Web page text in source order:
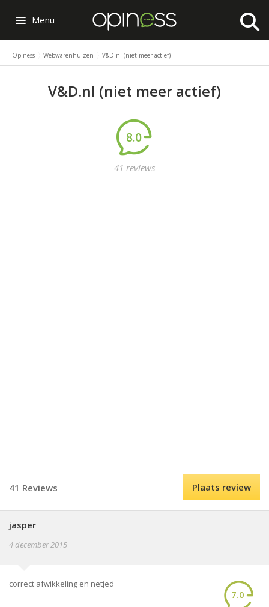
Menu
Opiness Webwarenhuizen V&D.nl (niet meer actief)
V&D.nl (niet meer actief)
8.0
41 reviews
41 Reviews Plaats review
jasper
4 december 2015
correct afwikkeling en netjed
7.0